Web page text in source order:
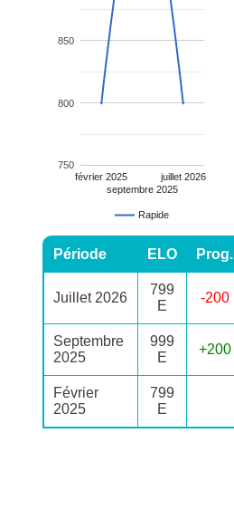
Rapide
février 2025
septembre 2025
juillet 2026
750
800
850
Période ELO Prog.
Juillet 2026
799
E
-200
Septembre
2025
999
E
+200
Février
2025
799
E